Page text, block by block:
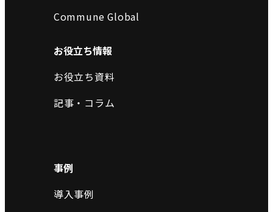
Commune Global
お役立ち情報
お役立ち資料
記事・コラム
事例
導入事例